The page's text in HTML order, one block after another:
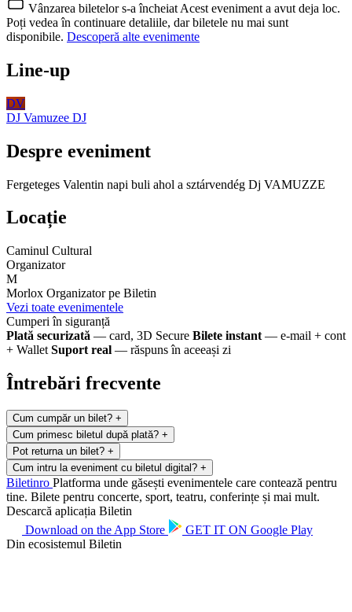
Vânzarea biletelor s-a încheiat Acest eveniment a avut deja loc.
Poți vedea în continuare detaliile, dar biletele nu mai sunt
disponibile. Descoperă alte evenimente
Line-up
DV
DJ Vamuzee DJ
Despre eveniment
Fergeteges Valentin napi buli ahol a sztárvendég Dj VAMUZZE
Locație
Caminul Cultural
Organizator
M
Morlox Organizator pe Biletin
Vezi toate evenimentele
Cumperi în siguranță
Plată securizată — card, 3D Secure Bilete instant — e-mail + cont
+ Wallet Suport real — răspuns în aceeași zi
Întrebări frecvente
Cum cumpăr un bilet? +
Cum primesc biletul după plată? +
Pot returna un bilet? +
Cum intru la eveniment cu biletul digital? +
Biletinro Platforma unde găsești evenimentele care contează pentru
tine. Bilete pentru concerte, sport, teatru, conferințe și mai mult.
Descarcă aplicația Biletin
Download on the App Store GET IT ON Google Play
Din ecosistemul Biletin